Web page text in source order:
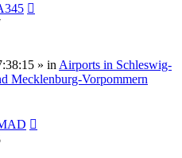
» in Airports in Schleswig-
Mecklenburg-Vorpommern